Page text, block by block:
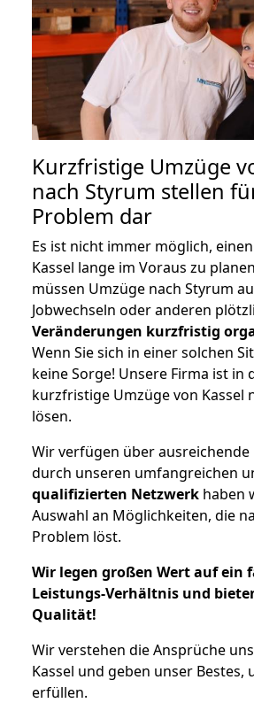
Kurzfristige Umzüge
nach Styrum stellen
Problem dar
Es ist nicht immer möglich,
Kassel lange im Voraus zu
müssen Umzüge nach Styrum
Jobwechseln oder anderen
Veränderungen kurzfristig
Wenn Sie sich in einer solchen
keine Sorge! Unsere Firma ist in
kurzfristige Umzüge von Kassel
lösen.
Wir verfügen über ausreichende
durch unseren umfangreichen
qualifizierten Netzwerk haben
Auswahl an Möglichkeiten, die
Problem löst.
Wir legen großen Wert auf ein
Leistungs-Verhältnis und
Qualität!
Wir verstehen die Ansprüche
Kassel und geben unser Bestes,
erfüllen.